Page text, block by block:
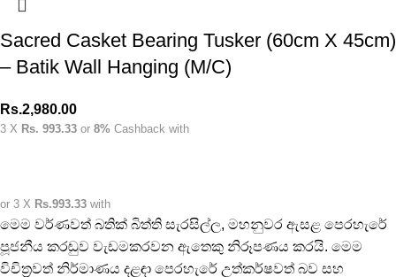
Sacred Casket Bearing Tusker (60cm X 45cm)
– Batik Wall Hanging (M/C)
Rs.2,980.00
3 X Rs. 993.33 or 8% Cashback with
or 3 X Rs.993.33 with
මෙම වර්ණවත් බතික් බිත්ති සැරසිල්ල, මහනුවර ඇසළ පෙරහැරේ
පූජනීය කරඬුව වැඩමකරවන ඇතෙකු නිරූපණය කරයි. මෙම
විචිත්‍රවත් නිර්මාණය දළඳා පෙරහැරේ උත්කර්ෂවත් බව සහ